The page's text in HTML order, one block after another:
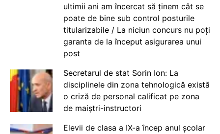
ultimii ani am încercat să ținem cât se
poate de bine sub control posturile
titularizabile / La niciun concurs nu poți
garanta de la început asigurarea unui
post
Secretarul de stat Sorin Ion: La
disciplinele din zona tehnologică există
o criză de personal calificat pe zona
de maiștri-instructori
Elevii de clasa a IX-a încep anul școlar